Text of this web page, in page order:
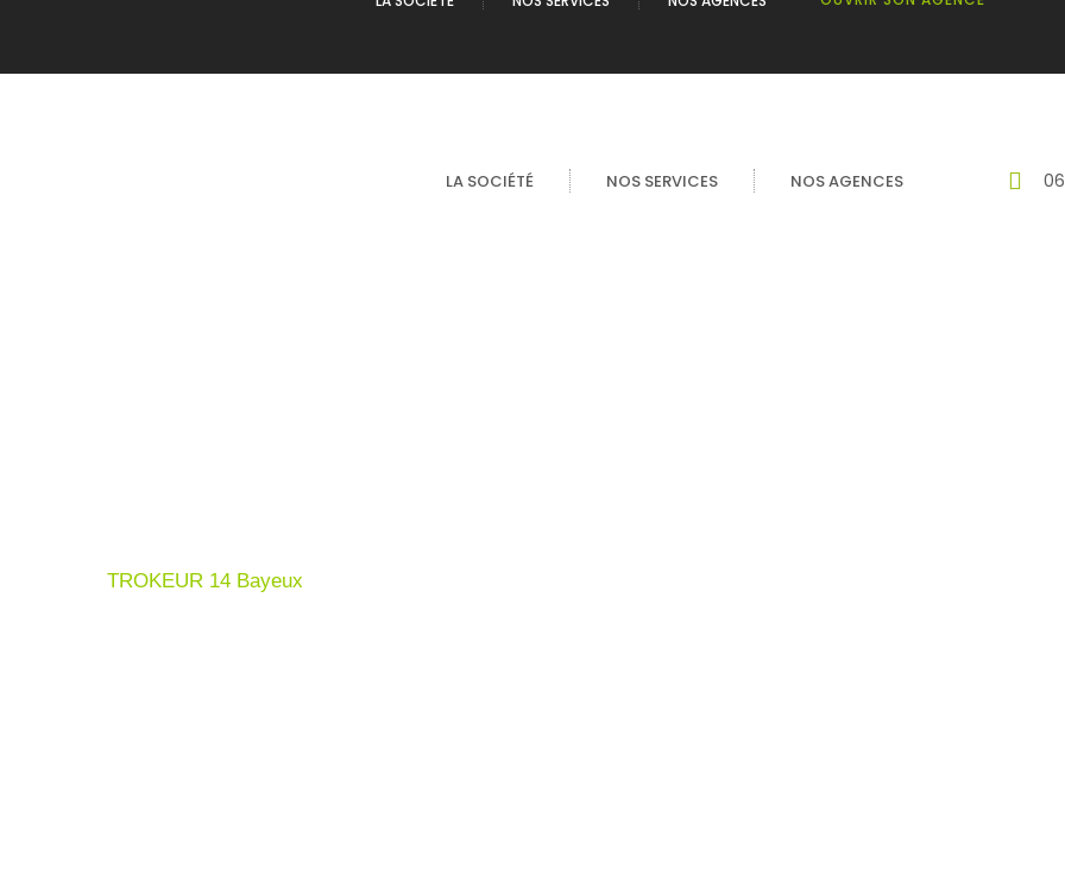
LA SOCIÉTÉ NOS SERVICES NOS AGENCES
TROKEUR 14 Bayeux